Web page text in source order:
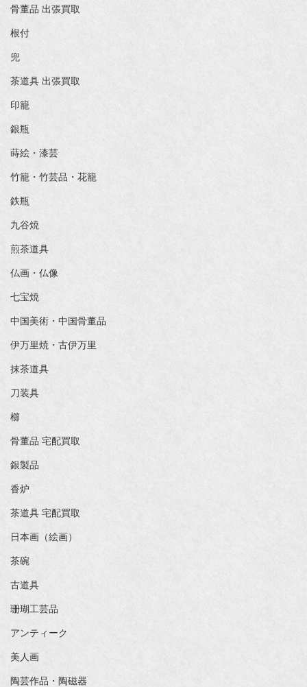
骨董品 出張買取
根付
兜
茶道具 出張買取
印籠
銀瓶
蒔絵・漆芸
竹籠・竹芸品・花籠
鉄瓶
九谷焼
煎茶道具
仏画・仏像
七宝焼
中国美術・中国骨董品
伊万里焼・古伊万里
抹茶道具
刀装具
櫛
骨董品 宅配買取
銀製品
香炉
茶道具 宅配買取
日本画（絵画）
茶碗
古道具
珊瑚工芸品
アンティーク
美人画
陶芸作品・陶磁器